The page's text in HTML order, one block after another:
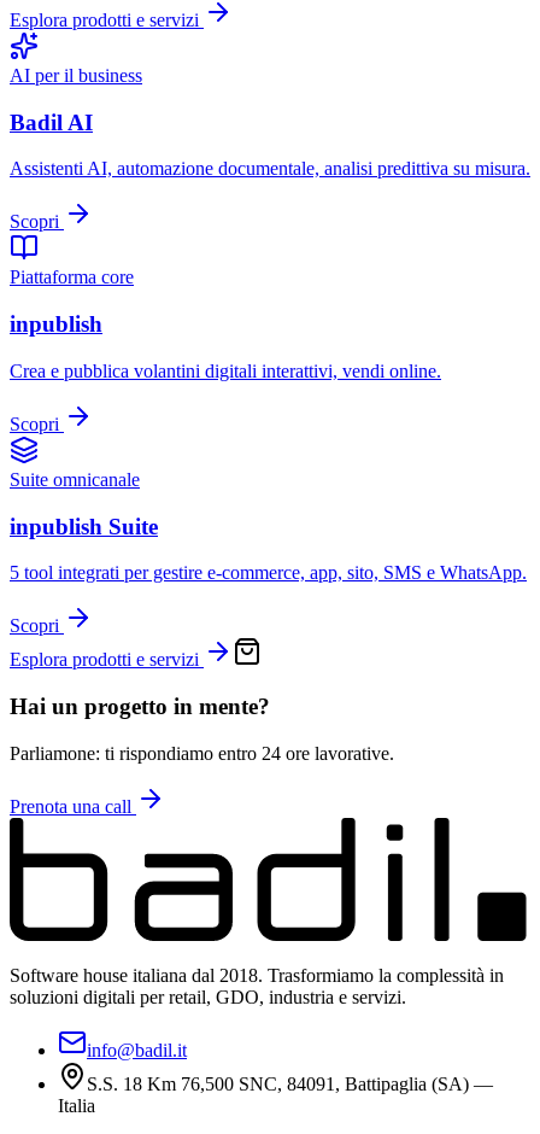
Esplora prodotti e servizi
AI per il business
Badil AI
Assistenti AI, automazione documentale, analisi predittiva su misura.
Scopri
Piattaforma core
inpublish
Crea e pubblica volantini digitali interattivi, vendi online.
Scopri
Suite omnicanale
inpublish Suite
5 tool integrati per gestire e-commerce, app, sito, SMS e WhatsApp.
Scopri
Esplora prodotti e servizi
Hai un progetto in mente?
Parliamone: ti rispondiamo entro 24 ore lavorative.
Prenota una call
Software house italiana dal 2018. Trasformiamo la complessità in
soluzioni digitali per retail, GDO, industria e servizi.
info@badil.it
S.S. 18 Km 76,500 SNC, 84091, Battipaglia (SA) —
Italia